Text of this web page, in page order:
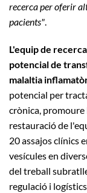
recerca per oferir
pacients".
L'equip de
potencial de
malaltia
potencial per
crònica,
restauració de
20 assajos clínics
vesícules en
del treball
regulació i